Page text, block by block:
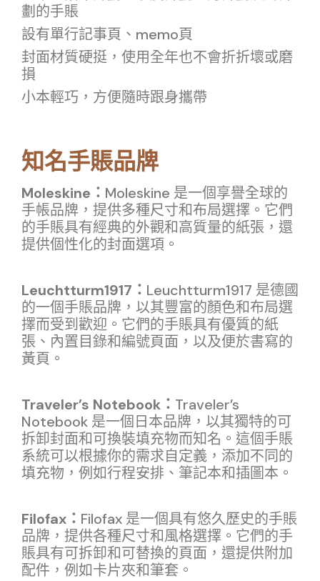
劃的手賬
設有單行記事頁、memo頁
封面材質硬挺，使用全年也不會折折壞或磨
損
小本輕巧，方便隨時跟身攜帶
知名手賬品牌
Moleskine： Moleskine 是一個享譽全球的
手帳品牌，提供多種尺寸和布局選擇。它們
的手賬具有經典的外觀和高質量的紙張，還
提供個性化的封面選項。
Leuchtturm1917： Leuchtturm1917 是德國
的一個手賬品牌，以其豐富的顏色和布局選
擇而受到歡迎。它們的手賬具有優質的紙
張、內置目錄和編號頁面，以及便於書寫的
黃頁。
Traveler’s Notebook： Traveler’s
Notebook 是一個日本品牌，以其獨特的可
拆卸封面和可換裝填充物而知名。這個手賬
系統可以根據你的需求自定義，添加不同的
填充物，例如行程安排、筆記本和插圖本。
Filofax： Filofax 是一個具有悠久歷史的手賬
品牌，提供各種尺寸和風格選擇。它們的手
賬具有可拆卸和可替換的頁面，還提供附加
配件，例如卡片夾和筆套。